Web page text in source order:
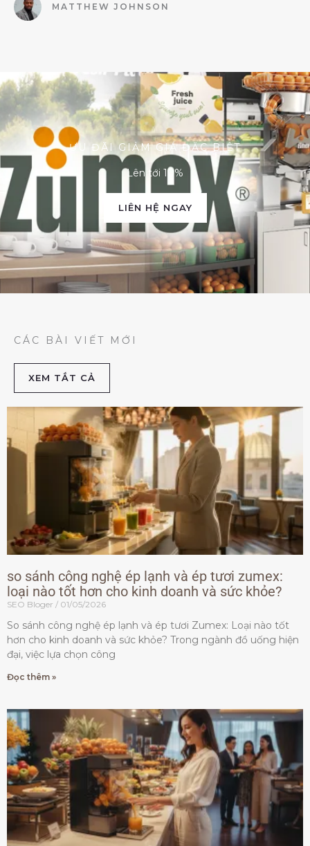
MATTHEW JOHNSON
ƯU ĐÃI GIẢM GIÁ ĐẶC BIỆT
Lên tới 10%
LIÊN HỆ NGAY
CÁC BÀI VIẾT MỚI
XEM TẮT CẢ
so sánh công nghệ ép lạnh và ép tươi zumex:
loại nào tốt hơn cho kinh doanh và sức khỏe?
SEO Bloger 01/05/2026
So sánh công nghệ ép lạnh và ép tươi Zumex: Loại nào tốt
hơn cho kinh doanh và sức khỏe? Trong ngành đồ uống hiện
đại, việc lựa chọn công
Đọc thêm »